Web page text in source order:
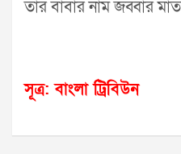
তার বাবার নাম জব্বার
সূত্র: বাংলা ট্রিবিউন